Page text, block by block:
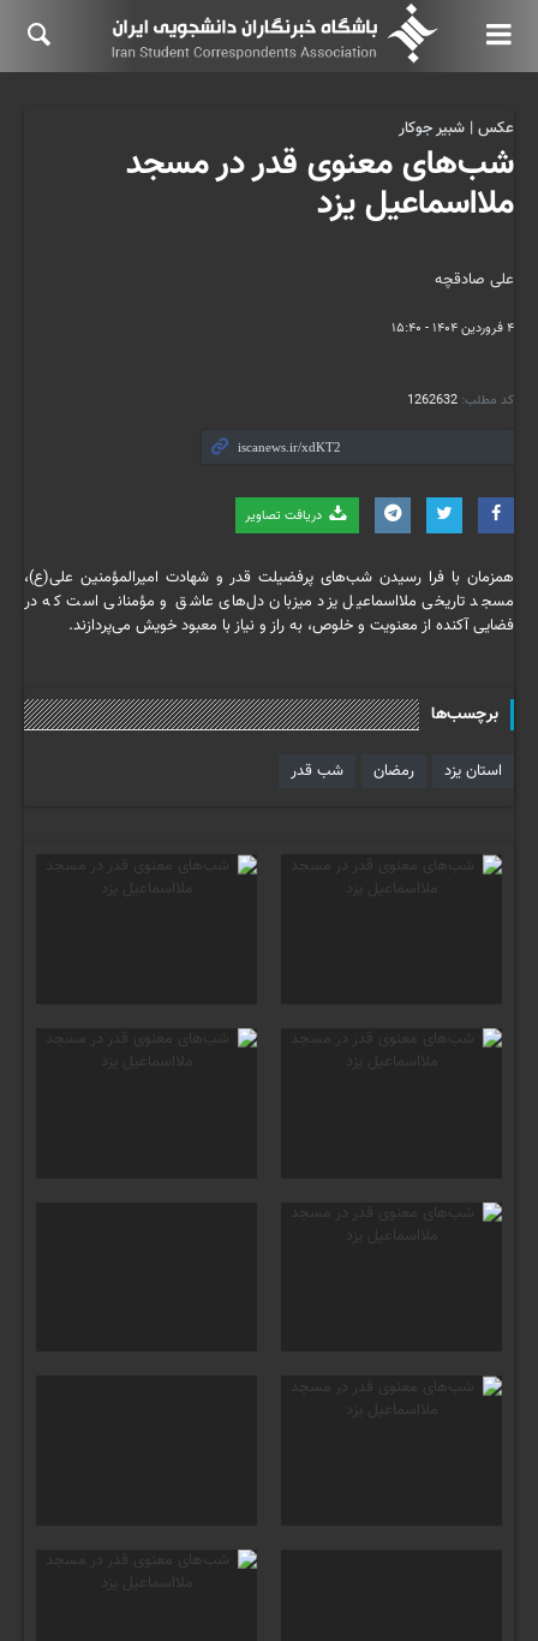
علی صادقچه
۴ فروردین ۱۴۰۴ - ۱۵:۴۰
کد مطلب: 1262632
دریافت تصاویر
عکس | شبیر جوکار
شب‌های معنوی قدر در مسجد
ملااسماعیل یزد
همزمان با فرا رسیدن شب‌های پرفضیلت قدر و شهادت امیرالمؤمنین علی(ع)،
مسجد تاریخی ملااسماعیل یزد میزبان دل‌های عاشق و مؤمنانی است که در
فضایی آکنده از معنویت و خلوص، به راز و نیاز با معبود خویش می‌پردازند.
برچسب‌ها
استان یزد رمضان شب قدر